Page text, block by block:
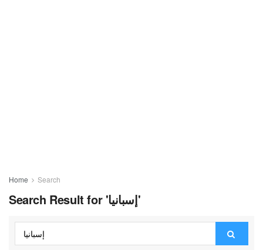
Home Search
Search Result for 'إسبانيا'